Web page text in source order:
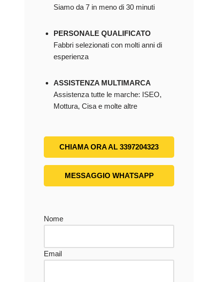
Siamo da 7 in meno di 30 minuti
PERSONALE QUALIFICATO
Fabbri selezionati con molti anni di
esperienza
ASSISTENZA MULTIMARCA
Assistenza tutte le marche: ISEO,
Mottura, Cisa e molte altre
CHIAMA ORA AL 3397204323
MESSAGGIO WHATSAPP
Nome
Email